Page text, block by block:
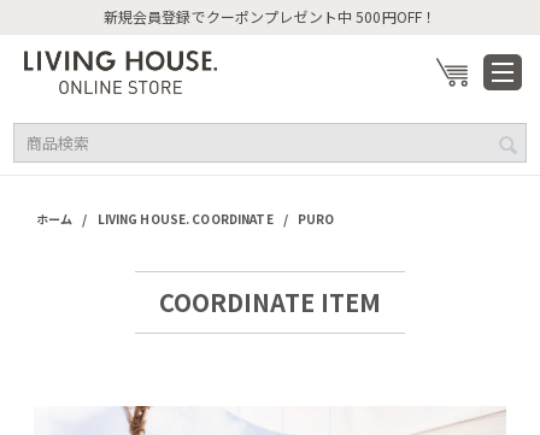
新規会員登録でクーポンプレゼント中 500円OFF！
ホーム / LIVING HOUSE. COORDINATE / PURO
COORDINATE ITEM